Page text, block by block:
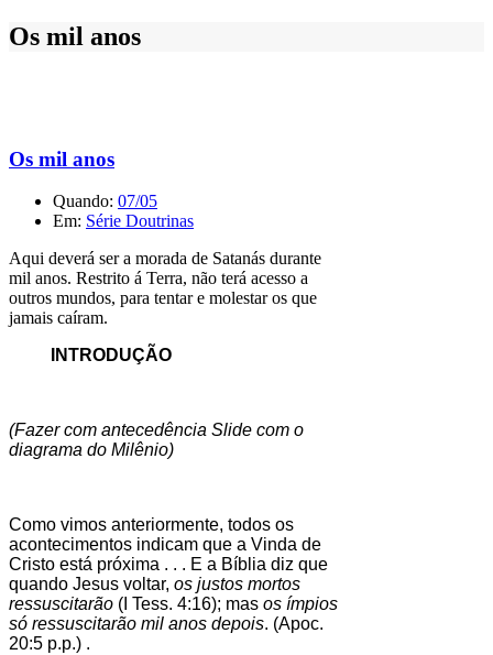
Os mil anos
Os mil anos
Quando: 07/05
Em: Série Doutrinas
Aqui deverá ser a morada de Satanás durante
mil anos. Restrito á Terra, não terá acesso a
outros mundos, para tentar e molestar os que
jamais caíram.
INTRODUÇÃO
(Fazer com antecedência Slide com o
diagrama do Milênio)
Como vimos anteriormente, todos os
acontecimentos indicam que a Vinda de
Cristo está próxima . . . E a Bíblia diz que
quando Jesus voltar, os justos mortos
ressuscitarão (I Tess. 4:16); mas os ímpios
só ressuscitarão mil anos depois. (Apoc.
20:5 p.p.) .